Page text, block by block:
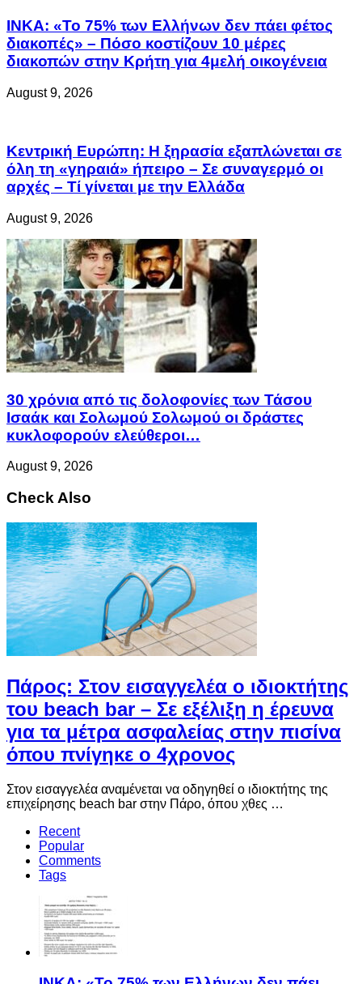
ΙΝΚΑ: «Το 75% των Ελλήνων δεν πάει φέτος
διακοπές» – Πόσο κοστίζουν 10 μέρες
διακοπών στην Κρήτη για 4μελή οικογένεια
August 9, 2026
Κεντρική Ευρώπη: Η ξηρασία εξαπλώνεται σε
όλη τη «γηραιά» ήπειρο – Σε συναγερμό οι
αρχές – Τί γίνεται με την Ελλάδα
August 9, 2026
30 χρόνια από τις δολοφονίες των Τάσου
Ισαάκ και Σολωμού Σολωμού οι δράστες
κυκλοφορούν ελεύθεροι…
August 9, 2026
Check Also
Πάρος: Στον εισαγγελέα ο ιδιοκτήτης
του beach bar – Σε εξέλιξη η έρευνα
για τα μέτρα ασφαλείας στην πισίνα
όπου πνίγηκε ο 4χρονος
Στον εισαγγελέα αναμένεται να οδηγηθεί ο ιδιοκτήτης της
επιχείρησης beach bar στην Πάρο, όπου χθες …
Recent
Popular
Comments
Tags